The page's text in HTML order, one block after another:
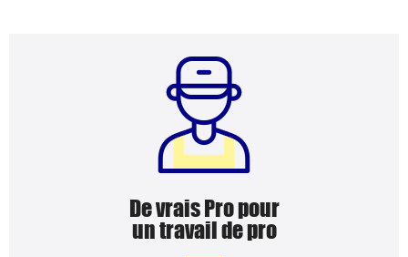
De vrais Pro pour
un travail de pro